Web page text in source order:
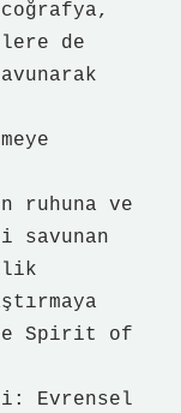
de
ruhuna ve
savunan
Spirit of
Evrensel